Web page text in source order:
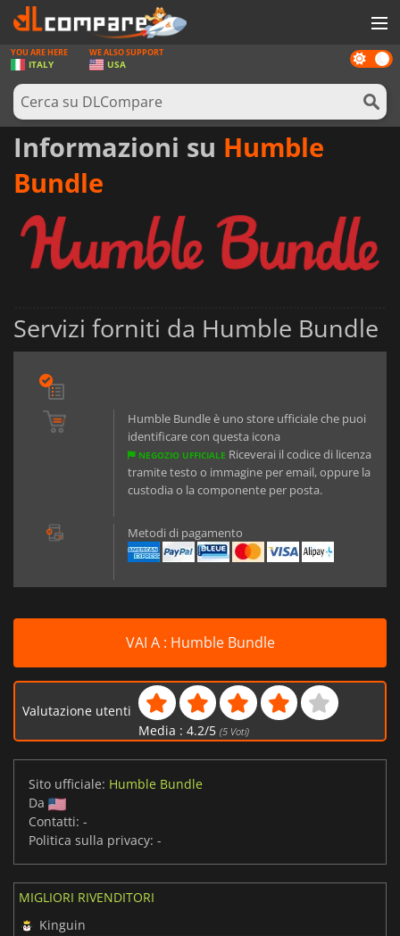
GIOCHI
PREPAGATE
SOFTWARE
NOTIZIE
ACCEDI O REGISTRATI
Dark
mode
YOU ARE HERE
ITALY
WE ALSO SUPPORT
USA
Informazioni su Humble
Bundle
Servizi forniti da Humble Bundle
Humble Bundle è uno store ufficiale che puoi
identificare con questa icona
NEGOZIO UFFICIALE Riceverai il codice di licenza
tramite testo o immagine per email, oppure la
custodia o la componente per posta.
Metodi di pagamento
VAI A : Humble Bundle
Valutazione utenti
Media : 4.2/5 (5Voti)
Sito ufficiale: Humble Bundle
Da
Contatti: -
Politica sulla privacy: -
MIGLIORI RIVENDITORI
Kinguin